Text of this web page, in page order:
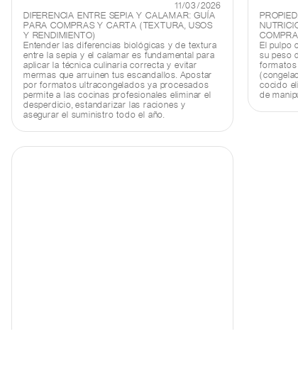
11/03/2026
DIFERENCIA ENTRE SEPIA Y CALAMAR: GUÍA
PARA COMPRAS Y CARTA (TEXTURA, USOS
Y RENDIMIENTO)
Entender las diferencias biológicas y de textura
entre la sepia y el calamar es fundamental para
aplicar la técnica culinaria correcta y evitar
mermas que arruinen tus escandallos. Apostar
por formatos ultracongelados ya procesados
permite a las cocinas profesionales eliminar el
desperdicio, estandarizar las raciones y
asegurar el suministro todo el año.
El pulpo
su peso
formatos
cocido
de